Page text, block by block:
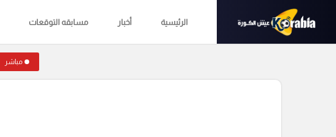
الرئيسية أخبار مسابقه التوقعات
مباشر